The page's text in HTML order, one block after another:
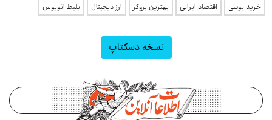
خرید یوسی
اقتصاد ایرانی بهترین بروکر ارز دیجیتال بلیط اتوبوس
نسخه دسکتاپ